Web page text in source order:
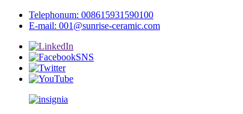
Telephonum: 008615931590100
E-mail: 001@sunrise-ceramic.com